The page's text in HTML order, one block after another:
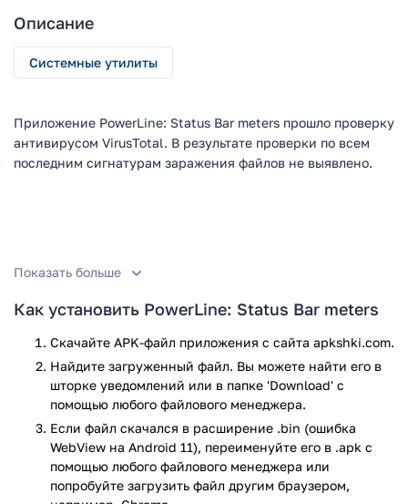
Описание
Системные утилиты
Приложение PowerLine: Status Bar meters прошло проверку
антивирусом VirusTotal. В результате проверки по всем
последним сигнатурам заражения файлов не выявлено.
Показать больше
Как установить PowerLine: Status Bar meters
Скачайте APK-файл приложения с сайта apkshki.com.
Найдите загруженный файл. Вы можете найти его в
шторке уведомлений или в папке 'Download' с
помощью любого файлового менеджера.
Если файл скачался в расширение .bin (ошибка
WebView на Android 11), переименуйте его в .apk с
помощью любого файлового менеджера или
попробуйте загрузить файл другим браузером,